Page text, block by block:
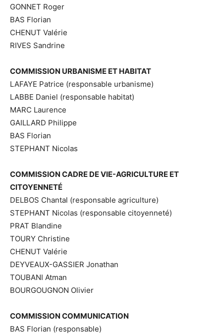
GONNET Roger
BAS Florian
CHENUT Valérie
RIVES Sandrine
COMMISSION URBANISME ET HABITAT
LAFAYE Patrice (responsable urbanisme)
LABBE Daniel (responsable habitat)
MARC Laurence
GAILLARD Philippe
BAS Florian
STEPHANT Nicolas
COMMISSION CADRE DE VIE-AGRICULTURE ET
CITOYENNETÉ
DELBOS Chantal (responsable agriculture)
STEPHANT Nicolas (responsable citoyenneté)
PRAT Blandine
TOURY Christine
CHENUT Valérie
DEYVEAUX-GASSIER Jonathan
TOUBANI Atman
BOURGOUGNON Olivier
COMMISSION COMMUNICATION
BAS Florian (responsable)